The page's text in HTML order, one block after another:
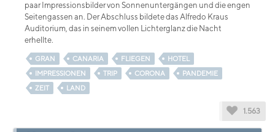
paar Impressionsbilder von Sonnenuntergängen und die engen
Seitengassen an. Der Abschluss bildete das Alfredo Kraus
Auditorium, das in seinem vollen Lichterglanz die Nacht
erhellte.
GRAN CANARIA FLIEGEN
HOTEL
IMPRESSIONEN
TRIP CORONA
PANDEMIE
ZEIT
LAND
1.563